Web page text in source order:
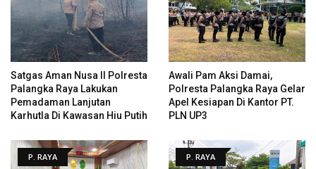
Satgas Aman Nusa II Polresta
Palangka Raya Lakukan
Pemadaman Lanjutan
Karhutla Di Kawasan Hiu Putih
Awali Pam Aksi Damai,
Polresta Palangka Raya Gelar
Apel Kesiapan Di Kantor PT.
PLN UP3
P. RAYA P. RAYA